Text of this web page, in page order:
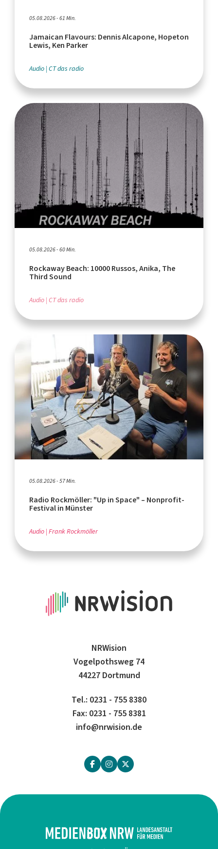
05.08.2026 - 61 Min.
Jamaican Flavours: Dennis Alcapone, Hopeton
Lewis, Ken Parker
Audio CT das radio
05.08.2026 - 60 Min.
Rockaway Beach: 10000 Russos, Anika, The
Third Sound
Audio CT das radio
05.08.2026 - 57 Min.
Radio Rockmöller: "Up in Space" – Nonprofit-
Festival in Münster
Audio Frank Rockmöller
NRWision
Vogelpothsweg 74
44227 Dortmund
Tel.: 0231 - 755 8380
Fax: 0231 - 755 8381
info@nrwision.de